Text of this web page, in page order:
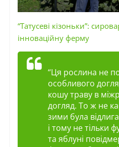
“Татусеві кізоньки”:
інноваційну ферму
“Ця рослина не
особливого
кошу траву в
догляд. То ж не
зими була
і тому не тільки
та яблуні